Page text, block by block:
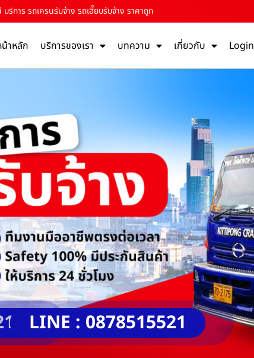
ริการ รถเครนรับจ้าง รถเฮี๊ยบรับจ้าง ราคาถูก
าหลัก บริการของเรา บทความ เกี่ยวกับ Login
LINE : 0878515521